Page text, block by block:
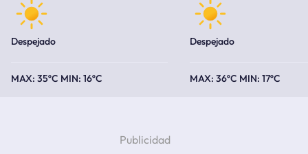
Despejado
35ºC 16ºC
Despejado
36ºC 17ºC